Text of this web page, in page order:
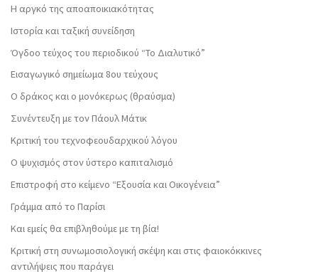
Η αργκό της αποαποικιακότητας
Ιστορία και ταξική συνείδηση
Όγδοο τεύχος του περιοδικού “Το Διαλυτικό”
Εισαγωγικό σημείωμα 8ου τεύχους
Ο δράκος και ο μονόκερως (θραύσμα)
Συνέντευξη με τον Πάουλ Μάτικ
Κριτική του τεχνοφεουδαρχικού λόγου
Ο ψυχισμός στον ύστερο καπιταλισμό
Επιστροφή στο κείμενο “Εξουσία και Οικογένεια”
Γράμμα από το Παρίσι
Και εμείς θα επιβληθούμε με τη βία!
Κριτική στη συνωμοσιολογική σκέψη και στις φαιοκόκκινες
αντιλήψεις που παράγει